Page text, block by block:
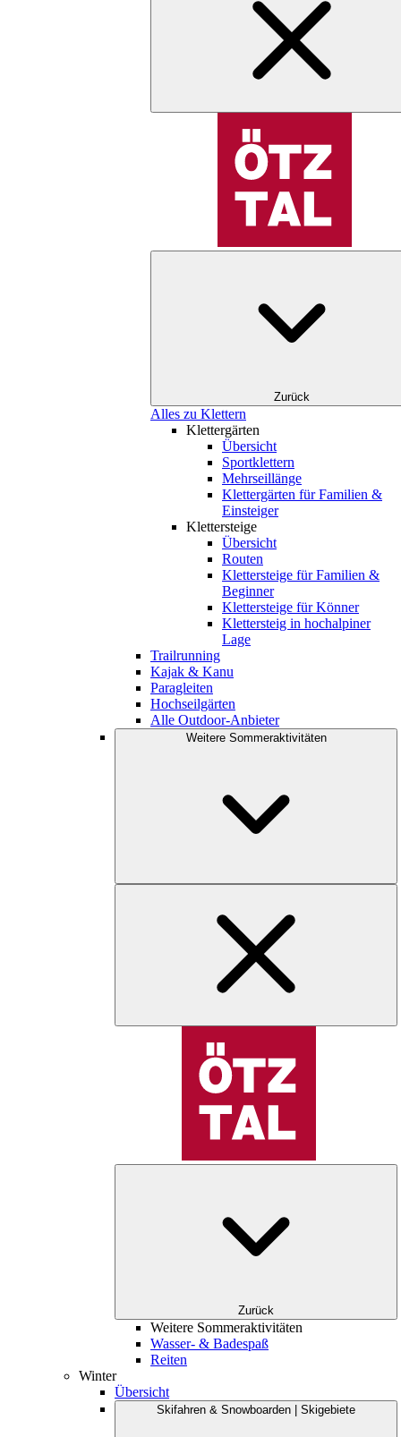
Zurück
Alles zu Klettern
Klettergärten
Übersicht
Sportklettern
Mehrseillänge
Klettergärten für Familien &
Einsteiger
Klettersteige
Übersicht
Routen
Klettersteige für Familien &
Beginner
Klettersteige für Könner
Klettersteig in hochalpiner
Lage
Trailrunning
Kajak & Kanu
Paragleiten
Hochseilgärten
Alle Outdoor-Anbieter
Weitere Sommeraktivitäten
Zurück
Weitere Sommeraktivitäten
Wasser- & Badespaß
Reiten
Winter
Übersicht
Skifahren & Snowboarden | Skigebiete